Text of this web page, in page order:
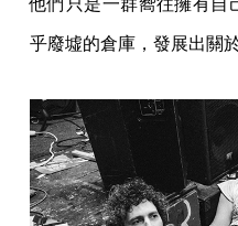
他們只是一群嚮往擁有自
乎廢墟的倉庫，發展出關